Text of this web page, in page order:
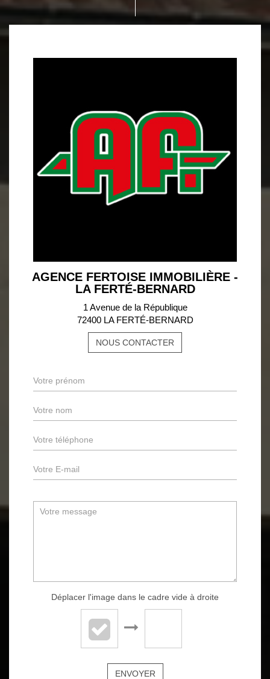
AGENCE FERTOISE IMMOBILIÈRE -
LA FERTÉ-BERNARD
1 Avenue de la République
72400 LA FERTÉ-BERNARD
NOUS CONTACTER
Déplacer l'image dans le cadre vide à droite
ENVOYER